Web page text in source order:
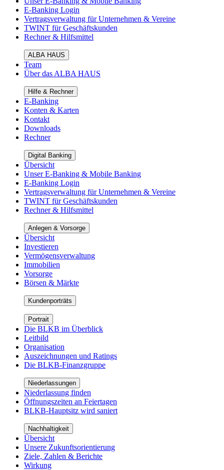
E-Banking Login
Vertragsverwaltung für Unternehmen & Vereine
TWINT für Geschäftskunden
Rechner & Hilfsmittel
ALBA HAUS
Team
Über das ALBA HAUS
Hilfe & Rechner
E-Banking
Konten & Karten
Kontakt
Downloads
Rechner
Digital Banking
Übersicht
Unser E-Banking & Mobile Banking
E-Banking Login
Vertragsverwaltung für Unternehmen & Vereine
TWINT für Geschäftskunden
Rechner & Hilfsmittel
Anlegen & Vorsorge
Übersicht
Investieren
Vermögensverwaltung
Immobilien
Vorsorge
Börsen & Märkte
Kundenporträts
Portrait
Die BLKB im Überblick
Leitbild
Organisation
Auszeichnungen und Ratings
Die BLKB-Finanzgruppe
Niederlassungen
Niederlassung finden
Öffnungszeiten an Feiertagen
BLKB-Hauptsitz wird saniert
Nachhaltigkeit
Übersicht
Unsere Zukunftsorientierung
Ziele, Zahlen & Berichte
Wirkung